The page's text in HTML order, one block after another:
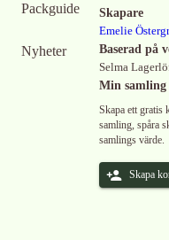
Packguide
Nyheter
Skapare
Emelie
Baserad på
Selma
Min samling
Skapa ett gratis
samling, spåra
samlings värde.
Skapa